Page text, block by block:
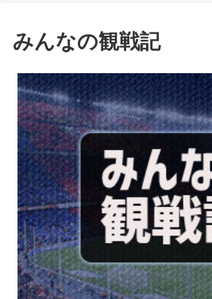
みんなの観戦記